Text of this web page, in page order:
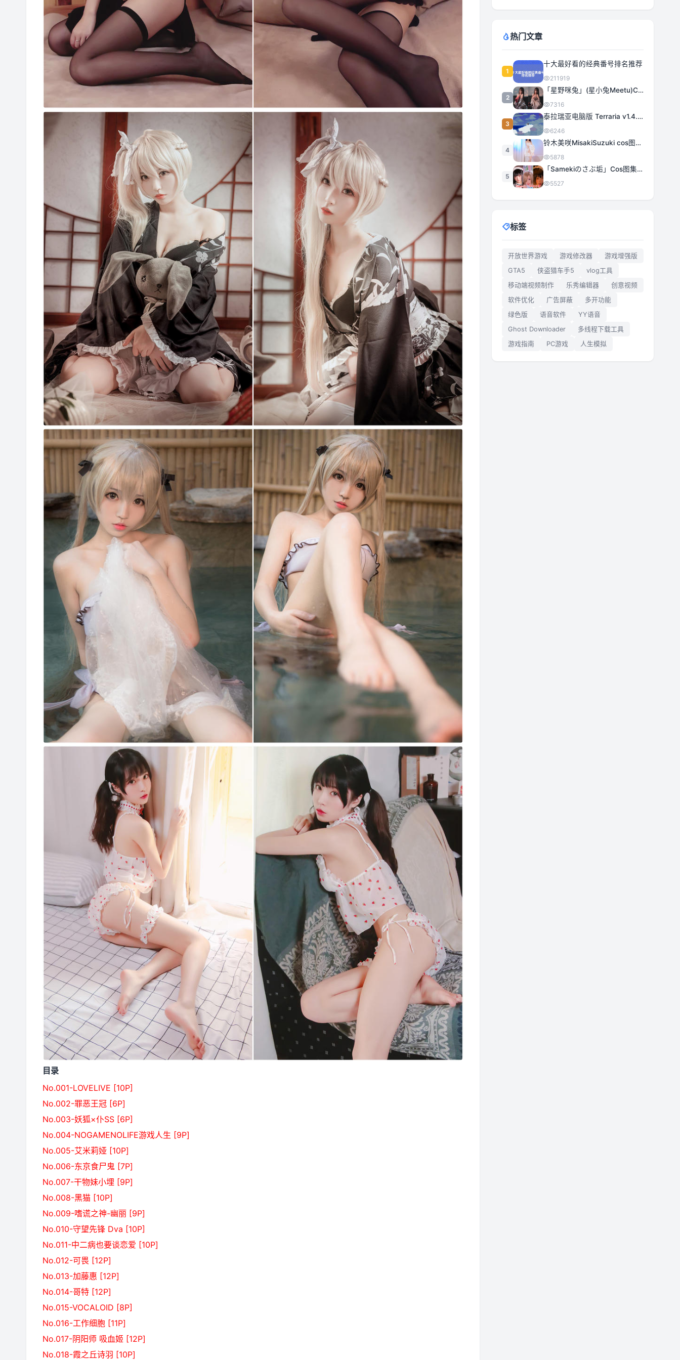
目录
No.001-LOVELIVE [10P]
No.002-罪恶王冠 [6P]
No.003-妖狐×仆SS [6P]
No.004-NOGAMENOLIFE游戏人生 [9P]
No.005-艾米莉娅 [10P]
No.006-东京食尸鬼 [7P]
No.007-干物妹小埋 [9P]
No.008-黑猫 [10P]
No.009-嗜谎之神-幽丽 [9P]
No.010-守望先锋 Dva [10P]
No.011-中二病也要谈恋爱 [10P]
No.012-可畏 [12P]
No.013-加藤惠 [12P]
No.014-哥特 [12P]
No.015-VOCALOID [8P]
No.016-工作细胞 [11P]
No.017-阴阳师 吸血姬 [12P]
No.018-霞之丘诗羽 [10P]
热门文章
1
十大最好看的经典番号排名推荐
211919
2
「星野咪兔」(星小兔Meetu)COS图集全部作品合集 [持续更新]
7316
3
泰拉瑞亚电脑版 Terraria v1.4.5.3 豪华中文 | 全DLC|解压即撸
6246
4
铃木美咲MisakiSuzuki cos图集合集打包下载 363套日系治愈女神精选
5878
5
「Samekiのさぶ垢」Cos图集全部作品作品合集[持续更新] 甜美与性感的完美融合
5527
标签
开放世界游戏 游戏修改器
游戏增强版
GTA5
侠盗猎车手5
vlog工具
移动端视频制作
乐秀编辑器
创意视频
软件优化
广告屏蔽
多开功能
绿色版
语音软件
YY语音
Ghost Downloader
多线程下载工具
游戏指南
PC游戏 人生模拟